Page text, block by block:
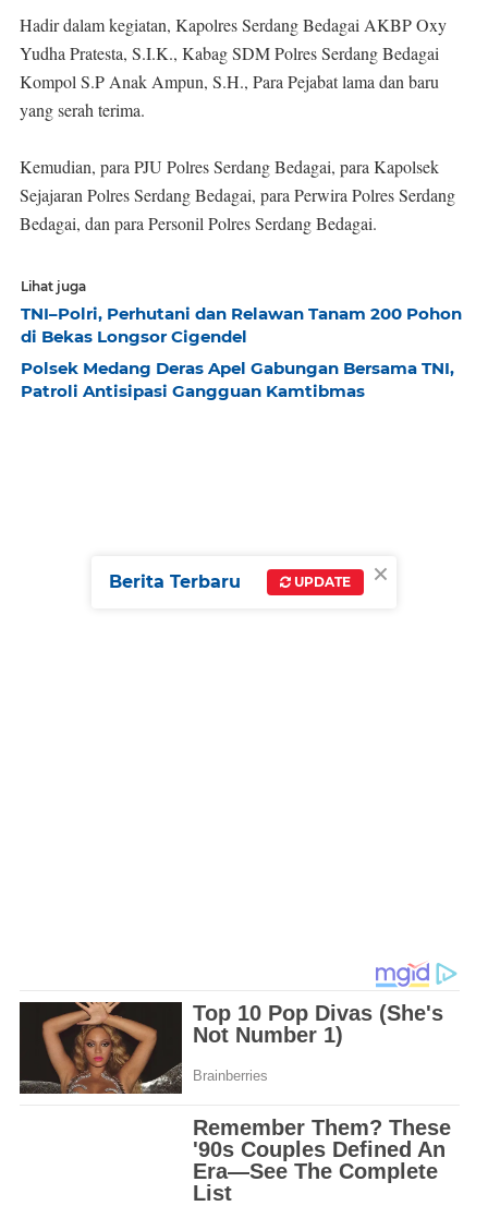
Hadir dalam kegiatan, Kapolres Serdang Bedagai AKBP Oxy
Yudha Pratesta, S.I.K., Kabag SDM Polres Serdang Bedagai
Kompol S.P Anak Ampun, S.H., Para Pejabat lama dan baru
yang serah terima.
Kemudian, para PJU Polres Serdang Bedagai, para Kapolsek
Sejajaran Polres Serdang Bedagai, para Perwira Polres Serdang
Bedagai, dan para Personil Polres Serdang Bedagai.
Lihat juga
TNI–Polri, Perhutani dan Relawan Tanam 200 Pohon
di Bekas Longsor Cigendel
Polsek Medang Deras Apel Gabungan Bersama TNI,
Patroli Antisipasi Gangguan Kamtibmas
×
Berita Terbaru UPDATE